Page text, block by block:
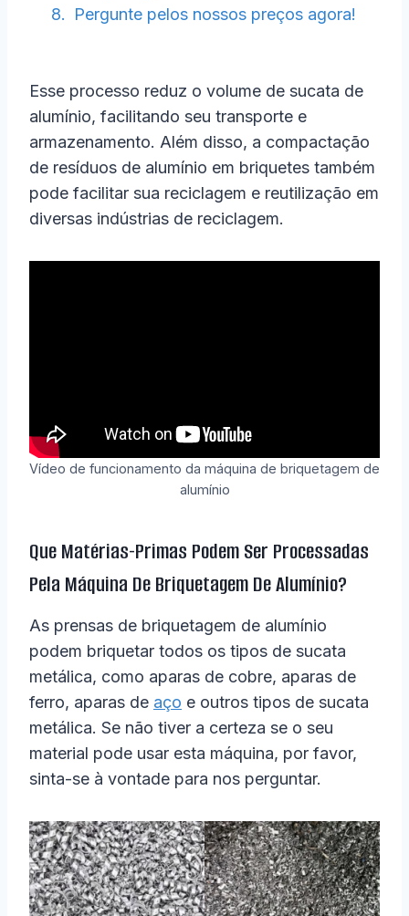
Pergunte pelos nossos preços agora!
Esse processo reduz o volume de sucata de
alumínio, facilitando seu transporte e
armazenamento. Além disso, a compactação
de resíduos de alumínio em briquetes também
pode facilitar sua reciclagem e reutilização em
diversas indústrias de reciclagem.
Vídeo de funcionamento da máquina de briquetagem de
alumínio
Que Matérias-Primas Podem Ser Processadas
Pela Máquina De Briquetagem De Alumínio?
As prensas de briquetagem de alumínio
podem briquetar todos os tipos de sucata
metálica, como aparas de cobre, aparas de
ferro, aparas de aço e outros tipos de sucata
metálica. Se não tiver a certeza se o seu
material pode usar esta máquina, por favor,
sinta-se à vontade para nos perguntar.